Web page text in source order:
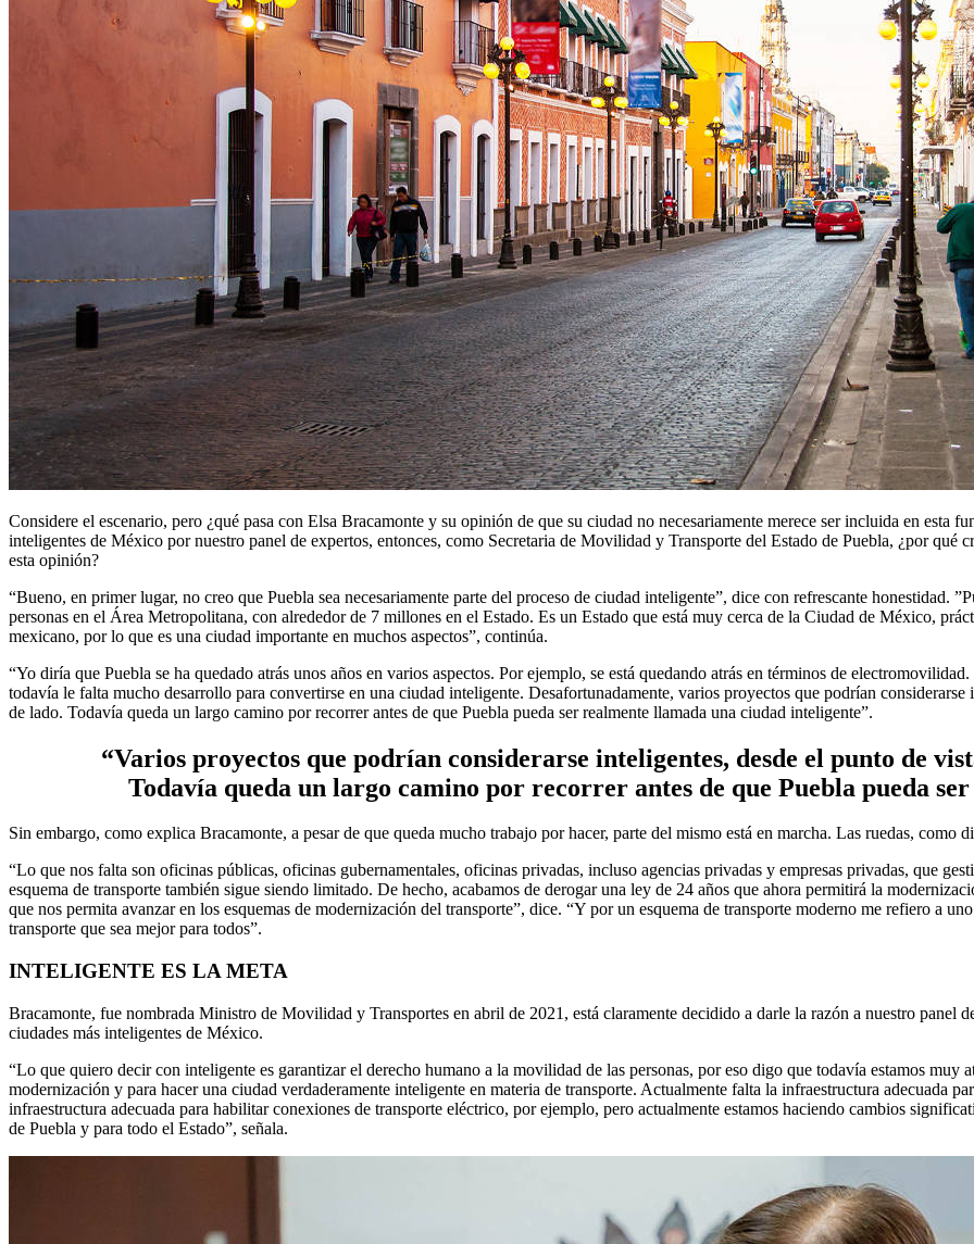
Considere el escenario, pero ¿qué pasa con Elsa Bracamonte y su opinión de que su ciudad no necesariamente merece ser incluida en esta
inteligentes de México por nuestro panel de expertos, entonces, como Secretaria de Movilidad y Transporte del Estado de Puebla, ¿por qué
esta opinión?
“Bueno, en primer lugar, no creo que Puebla sea necesariamente parte del proceso de ciudad inteligente”, dice con refrescante honestidad.
personas en el Área Metropolitana, con alrededor de 7 millones en el Estado. Es un Estado que está muy cerca de la Ciudad de México,
mexicano, por lo que es una ciudad importante en muchos aspectos”, continúa.
“Yo diría que Puebla se ha quedado atrás unos años en varios aspectos. Por ejemplo, se está quedando atrás en términos de
todavía le falta mucho desarrollo para convertirse en una ciudad inteligente. Desafortunadamente, varios proyectos que podrían
de lado. Todavía queda un largo camino por recorrer antes de que Puebla pueda ser realmente llamada una ciudad inteligente”.
“Varios proyectos que podrían considerarse inteligentes, desde el punto de
Todavía queda un largo camino por recorrer antes de que Puebla pueda
Sin embargo, como explica Bracamonte, a pesar de que queda mucho trabajo por hacer, parte del mismo está en marcha. Las ruedas, como
“Lo que nos falta son oficinas públicas, oficinas gubernamentales, oficinas privadas, incluso agencias privadas y empresas privadas, que
esquema de transporte también sigue siendo limitado. De hecho, acabamos de derogar una ley de 24 años que ahora permitirá la
que nos permita avanzar en los esquemas de modernización del transporte”, dice. “Y por un esquema de transporte moderno me refiero a
transporte que sea mejor para todos”.
INTELIGENTE ES LA META
Bracamonte, fue nombrada Ministro de Movilidad y Transportes en abril de 2021, está claramente decidido a darle la razón a nuestro panel
ciudades más inteligentes de México.
“Lo que quiero decir con inteligente es garantizar el derecho humano a la movilidad de las personas, por eso digo que todavía estamos muy
modernización y para hacer una ciudad verdaderamente inteligente en materia de transporte. Actualmente falta la infraestructura adecuada
infraestructura adecuada para habilitar conexiones de transporte eléctrico, por ejemplo, pero actualmente estamos haciendo cambios
de Puebla y para todo el Estado”, señala.